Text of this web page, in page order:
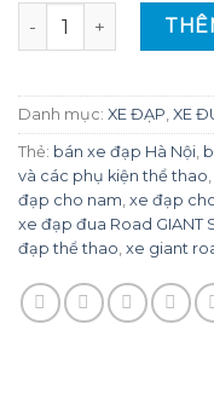
Xe đạp đua Road
Danh mục: XE ĐẠP XE
Thẻ: bán xe đạp Hà Nội
và các phụ kiện thể thao
đạp cho nam xe đạp
xe đạp đua Road GIANT
đạp thể thao xe giant